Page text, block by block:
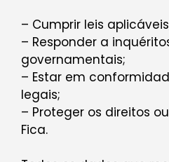
– Cumprir leis
– Responder a
governamentais;
– Estar em
legais;
– Proteger os direitos
Fica.